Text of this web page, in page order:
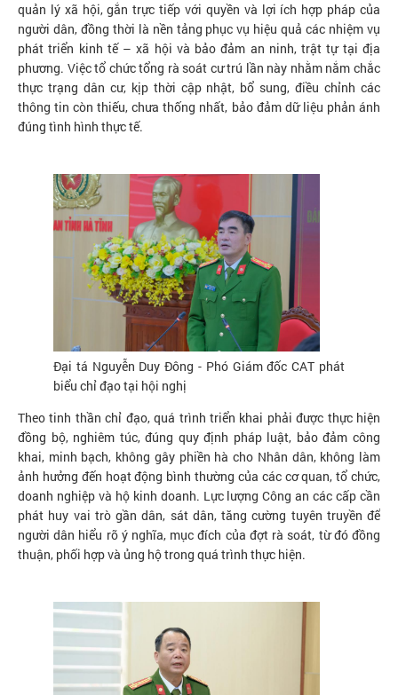
quản lý xã hội, gắn trực tiếp với quyền và lợi ích hợp pháp của
người dân, đồng thời là nền tảng phục vụ hiệu quả các nhiệm vụ
phát triển kinh tế – xã hội và bảo đảm an ninh, trật tự tại địa
phương. Việc tổ chức tổng rà soát cư trú lần này nhằm nắm chắc
thực trạng dân cư, kịp thời cập nhật, bổ sung, điều chỉnh các
thông tin còn thiếu, chưa thống nhất, bảo đảm dữ liệu phản ánh
đúng tình hình thực tế.
Đại tá Nguyễn Duy Đông - Phó Giám đốc CAT phát
biểu chỉ đạo tại hội nghị
Theo tinh thần chỉ đạo, quá trình triển khai phải được thực hiện
đồng bộ, nghiêm túc, đúng quy định pháp luật, bảo đảm công
khai, minh bạch, không gây phiền hà cho Nhân dân, không làm
ảnh hưởng đến hoạt động bình thường của các cơ quan, tổ chức,
doanh nghiệp và hộ kinh doanh. Lực lượng Công an các cấp cần
phát huy vai trò gần dân, sát dân, tăng cường tuyên truyền để
người dân hiểu rõ ý nghĩa, mục đích của đợt rà soát, từ đó đồng
thuận, phối hợp và ủng hộ trong quá trình thực hiện.